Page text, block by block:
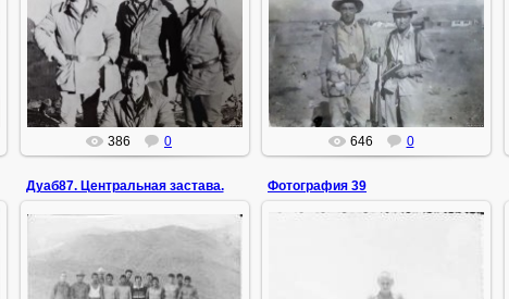
04.02.2022
третья рота 80 год
ИгорьМ
386 0
02.02.2022
Утербай Болтаев и Аманжол
Гусманов 1 взвод гранатомётчик,
1980 год.
ИгорьМ
646 0
Дуаб87. Центральная застава.
Центральная застава Дуаб. Лето
Фотография 39
02.08.2015